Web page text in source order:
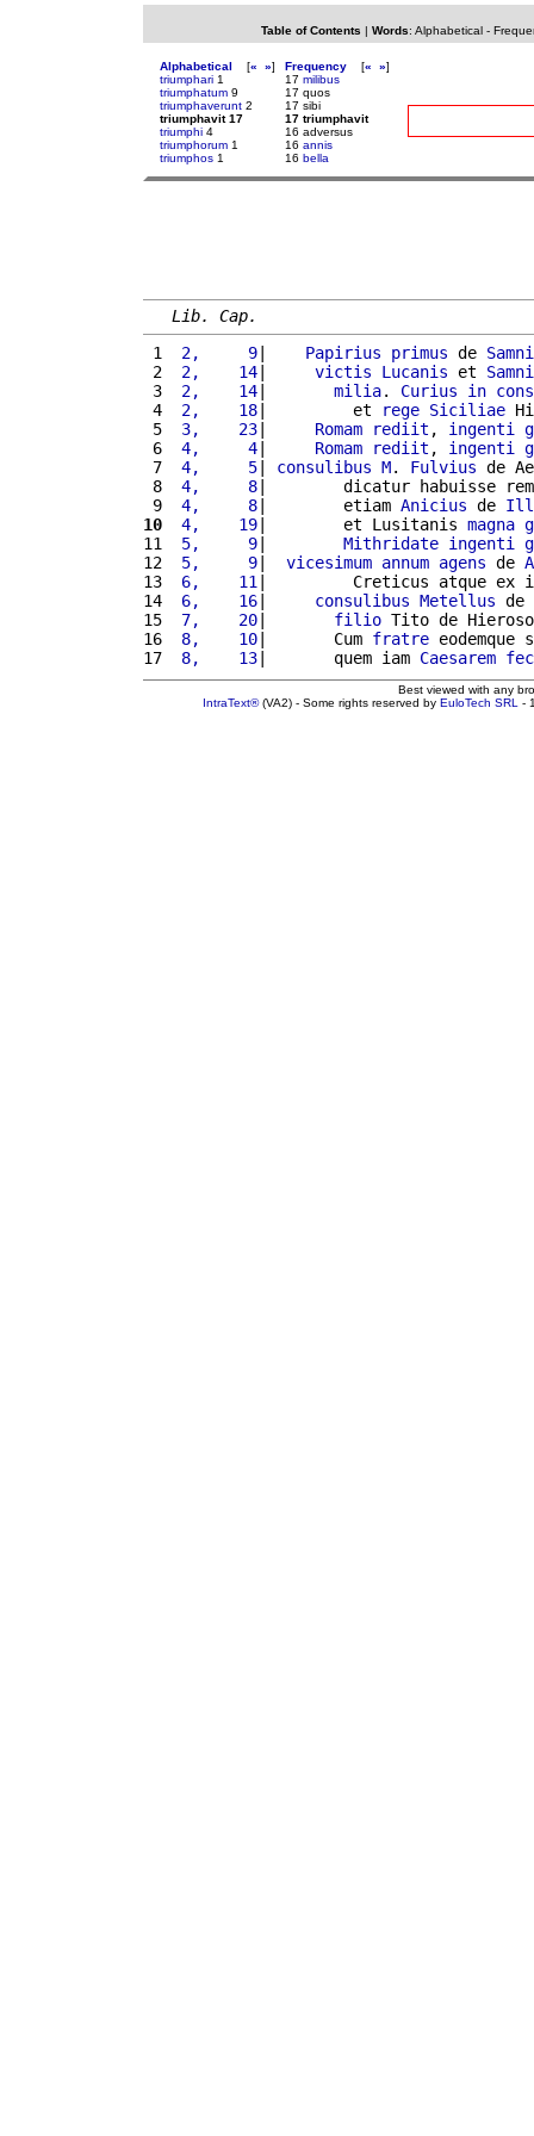
Table of Contents | Words: Alphabetical-
Alphabetical [« »]
triumphari 1
triumphatum 9
triumphaverunt 2
triumphavit 17
triumphi 4
triumphorum 1
triumphos 1
Frequency [« »]
17 milibus
17 quos
17 sibi
17 triumphavit
16 adversus
16 annis
16 bella
Lib. Cap.
1
2,     9| Papirius primus de
2
2,    14| victis Lucanis et
3
2,    14| milia. Curius in
4
2,    18|         et rege Siciliae
5
3,    23| Romam rediit , ingenti
6
4,     4| Romam rediit , ingenti
7
4,     5| consulibus M. Fulvius de
8
4,     8|        dicatur habuisse
9
4,     8|        etiam Anicius de
10
4,    19|        et Lusitanis magna
11
5,     9| Mithridate ingenti
12
5,     9| vicesimum annum agens de
13
6,    11 |         Creticus atque ex
14
6,    16| consulibus Metellus de
15
7,    20| filio Tito de
16
8,    10|       Cum fratre eodemque
17
8,    13|       quem iam Caesarem
Best viewed with any
IntraText®(VA2) - Some rights reserved by EuloTech SRL -